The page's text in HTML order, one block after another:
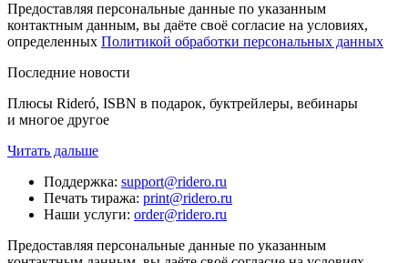
Предоставляя персональные данные по указанным
контактным данным, вы даёте своё согласие на условиях,
определенных Политикой обработки персональных данных
Последние новости
Плюсы Rideró, ISBN в подарок, буктрейлеры, вебинары
и многое другое
Читать дальше
Поддержка: support@ridero.ru
Печать тиража: print@ridero.ru
Наши услуги: order@ridero.ru
Предоставляя персональные данные по указанным